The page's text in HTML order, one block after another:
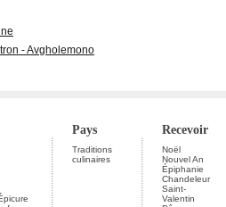
- Avgholemono
Pays Recevoir
Traditions
culinaires
Noël
Nouvel An
Épiphanie
Chandeleur
Saint-
Valentin